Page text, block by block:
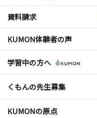
資料請求
KUMON体験者の声
学習中の方へ
くもんの先生募集
KUMONの原点